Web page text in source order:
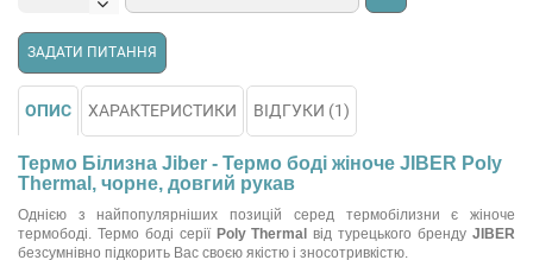
ЗАДАТИ ПИТАННЯ
ОПИС ХАРАКТЕРИСТИКИ ВІДГУКИ (1)
Термо Білизна Jiber - Термо боді жіноче JIBER Poly
Thermal, чорне, довгий рукав
Однією з найпопулярніших позицій серед термобілизни є жіноче
термободі. Термо боді серії Poly Thermal від турецького брендуJIBER
безсумнівно підкорить Вас своєю якістю і зносотривкістю.